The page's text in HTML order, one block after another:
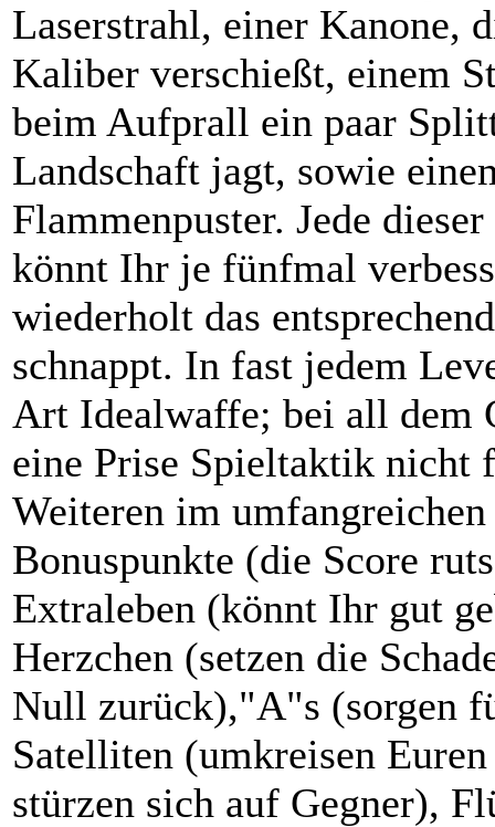
Laserstrahl, einer Kanone,
Kaliber verschießt, einem
beim Aufprall ein paar
Landschaft jagt, sowie
Flammenpuster. Jede
könnt Ihr je fünfmal
wiederholt das
schnappt. In fast jedem
Art Idealwaffe; bei all dem
eine Prise Spieltaktik nicht
Weiteren im
Bonuspunkte (die Score
Extraleben (könnt Ihr gut
Herzchen (setzen die
Null zurück),"A"s (sorgen
Satelliten (umkreisen
stürzen sich auf Gegner),